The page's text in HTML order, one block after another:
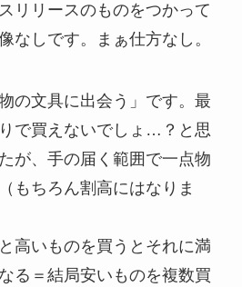
リリースのものをつかって
なしです。まぁ仕方なし。
の文具に出会う」です。最
で買えないでしょ…？と思
が、手の届く範囲で一点物
もちろん割高にはなりま
高いものを買うとそれに満
る＝結局安いものを複数買